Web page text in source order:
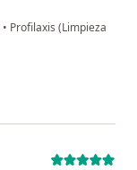
• Profilaxis (Limpieza